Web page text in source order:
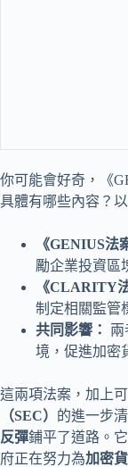
你可能會好奇，《
具體有哪些內容？
《GENIUS法
勵企業投資區
《CLARITY
制定相關監管
共同影響：
兩
境，促進加密
這兩項法案，加上
（SEC） 的進一步
反彈鋪平了道路。
府正在努力為加密